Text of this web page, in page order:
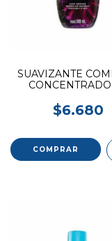
SUAVIZANTE
$6.680